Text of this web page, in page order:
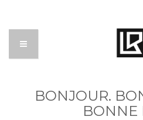
BONJOUR.
BONNE